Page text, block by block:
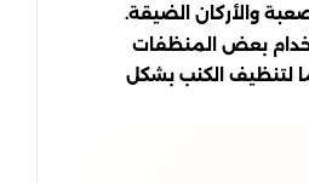
والأركان الضيقة.
بعض المنظفات
لتنظيف الكنب بشكل